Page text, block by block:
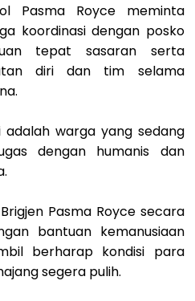
Pasma Royce meminta
koordinasi dengan posko
tepat sasaran serta
diri dan tim selama
adalah warga yang sedang
dengan humanis dan
Pasma Royce secara
bantuan kemanusiaan
berharap kondisi para
segera pulih.